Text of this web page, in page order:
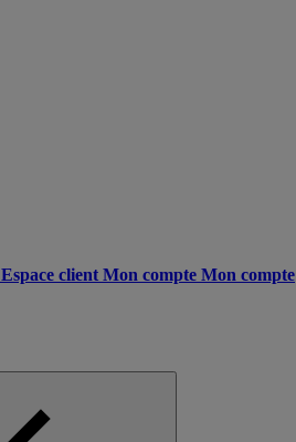
Espace client Mon compte Mon compte